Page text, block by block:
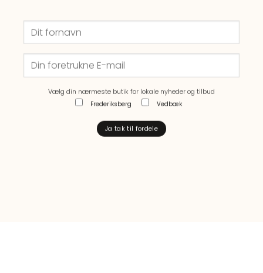
Vælg din nærmeste butik for lokale nyheder og tilbud
Frederiksberg Vedbæk